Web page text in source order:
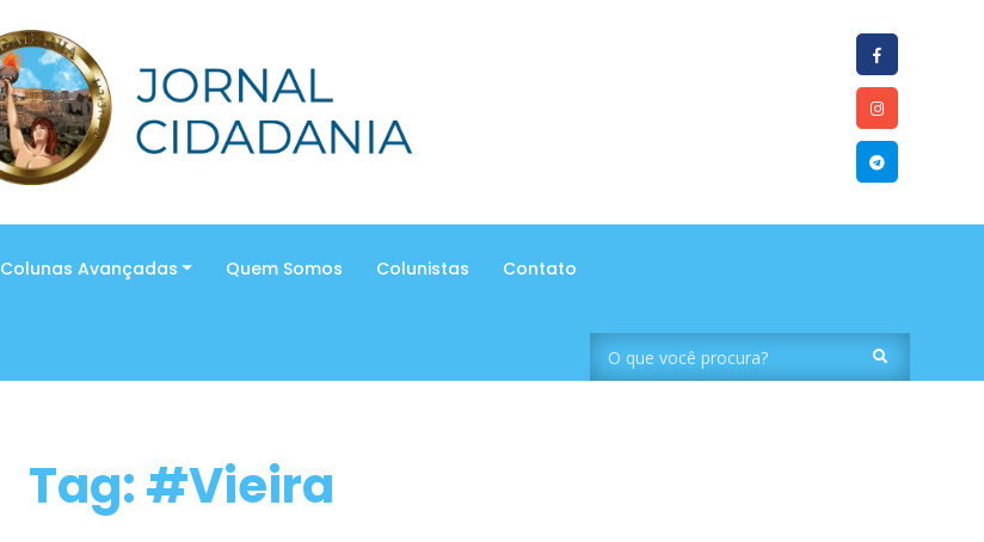
Colunas Avançadas Quem Somos Colunistas Contato
Tag: #Vieira